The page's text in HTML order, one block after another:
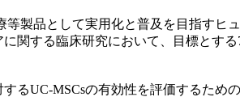
製品として実用化と普及を目指すヒ
関する臨床研究において、目標とす
UC-MSCsの有効性を評価するため